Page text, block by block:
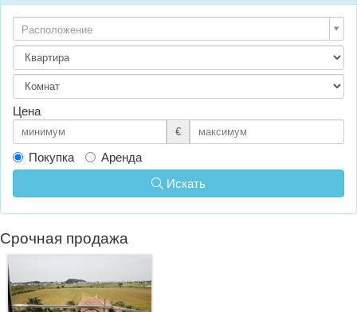
Расположение
Цена
€
Покупка
Аренда
Искать
Срочная продажа